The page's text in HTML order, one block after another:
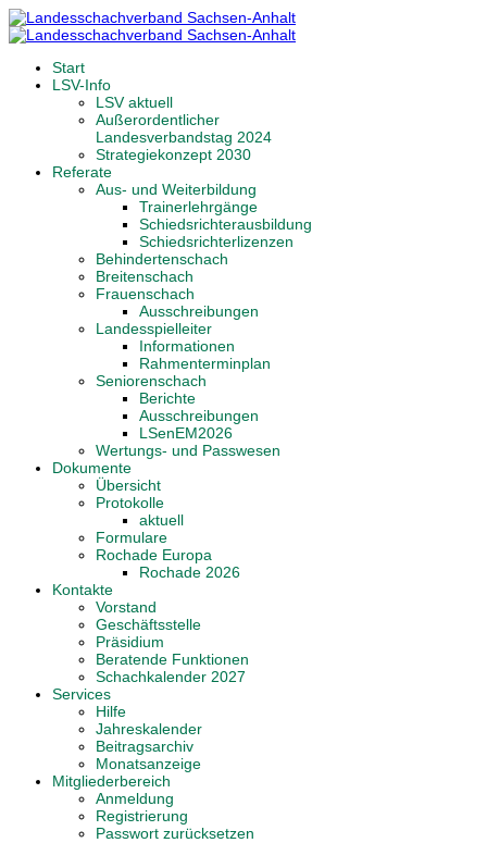
Start
LSV-Info
LSV aktuell
Außerordentlicher
Landesverbandstag 2024
Strategiekonzept 2030
Referate
Aus- und Weiterbildung
Trainerlehrgänge
Schiedsrichterausbildung
Schiedsrichterlizenzen
Behindertenschach
Breitenschach
Frauenschach
Ausschreibungen
Landesspielleiter
Informationen
Rahmenterminplan
Seniorenschach
Berichte
Ausschreibungen
LSenEM2026
Wertungs- und Passwesen
Dokumente
Übersicht
Protokolle
aktuell
Formulare
Rochade Europa
Rochade 2026
Kontakte
Vorstand
Geschäftsstelle
Präsidium
Beratende Funktionen
Schachkalender 2027
Services
Hilfe
Jahreskalender
Beitragsarchiv
Monatsanzeige
Mitgliederbereich
Anmeldung
Registrierung
Passwort zurücksetzen